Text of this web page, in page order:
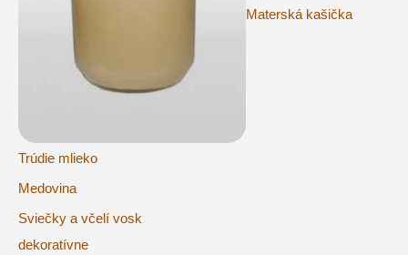
Materská kašička
Trúdie mlieko
Medovina
Sviečky a včelí vosk
dekoratívne